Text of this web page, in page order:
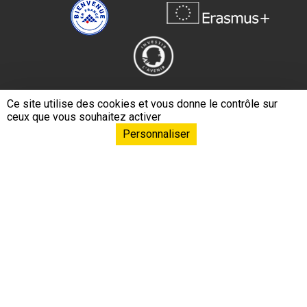
Navigation
EPHE – PSL L’École
Ce site utilise des cookies et vous donne le contrôle sur
ceux que vous souhaitez activer
Personnaliser